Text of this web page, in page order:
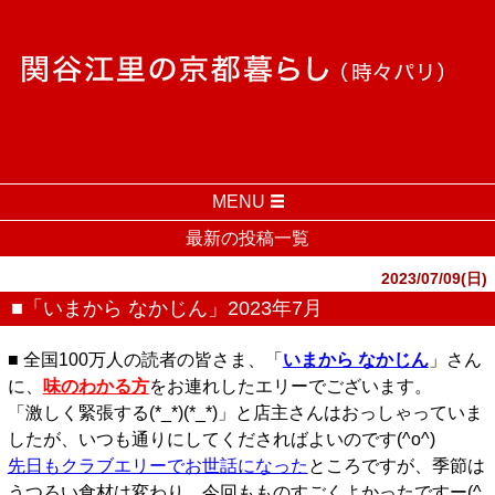
MENU
最新の投稿一覧
2023/07/09(日)
■「いまから なかじん」2023年7月
■ 全国100万人の読者の皆さま、「 いまから なかじん」さん
に、
味のわかる方をお連れしたエリーでございます。
「激しく緊張する(*_*)(*_*)」と店主さんはおっしゃっていま
したが、いつも通りにしてくださればよいのです(^o^)
先日もクラブエリーでお世話になった ところですが、季節は